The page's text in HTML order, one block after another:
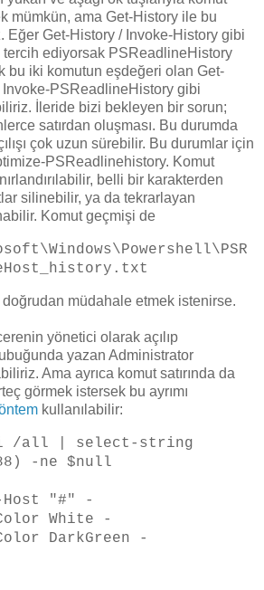
mümkün, ama Get-History ile bu
Eğer Get-History / Invoke-History gibi
tercih ediyorsak PSReadlineHistory
bu iki komutun eşdeğeri olan Get-
PSReadlineHistory gibi
İleride bizi bekleyen bir sorun;
satırdan oluşması. Bu durumda
çok uzun sürebilir. Bu durumlar için
PSReadlinehistory. Komut
belli bir karakterden
silinebilir, ya da tekrarlayan
Komut geçmişi de
doğrudan müdahale etmek istenirse.
yönetici olarak açılıp
yazan Administrator
Ama ayrıca komut satırında da
görmek istersek bu ayrımı
kullanılabilir:
/all | select-string
-ne $null
"#" -
White -
DarkGreen -